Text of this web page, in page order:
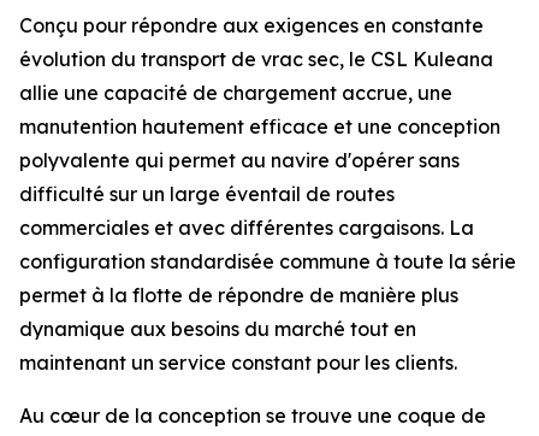
Conçu pour répondre aux exigences en constante
évolution du transport de vrac sec, le CSL Kuleana
allie une capacité de chargement accrue, une
manutention hautement efficace et une conception
polyvalente qui permet au navire d'opérer sans
difficulté sur un large éventail de routes
commerciales et avec différentes cargaisons. La
configuration standardisée commune à toute la série
permet à la flotte de répondre de manière plus
dynamique aux besoins du marché tout en
maintenant un service constant pour les clients.
Au cœur de la conception se trouve une coque de